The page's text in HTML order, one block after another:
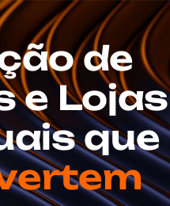
de
e Lojas
que